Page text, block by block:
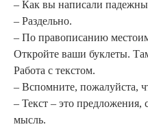
– Как вы написали
– Раздельно.
– По правописанию
Откройте ваши буклеты.
Работа с текстом.
– Вспомните, пожалуйста,
– Текст – это предложения,
мысль.